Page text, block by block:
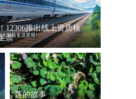
12306推出线上资质核
票
莲的故事